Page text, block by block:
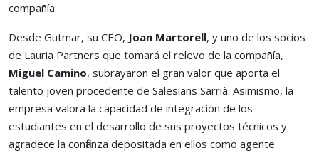
compañía.
Desde Gutmar, su CEO, Joan Martorell, y uno de los socios
de Lauria Partners que tomará el relevo de la compañía,
Miguel Camino, subrayaron el gran valor que aporta el
talento joven procedente de Salesians Sarrià. Asimismo, la
empresa valora la capacidad de integración de los
estudiantes en el desarrollo de sus proyectos técnicos y
agradece la confianza depositada en ellos como agente